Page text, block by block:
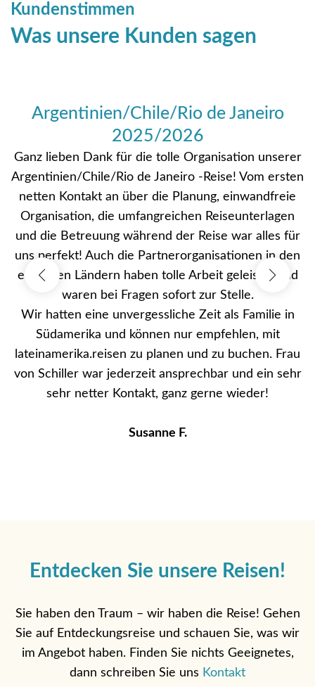
Kundenstimmen
Was unsere Kunden sagen
Argentinien/Chile/Rio de Janeiro
2025/2026
Ganz lieben Dank für die tolle Organisation unserer
Argentinien/Chile/Rio de Janeiro -Reise! Vom ersten
netten Kontakt an über die Planung, einwandfreie
Organisation, die umfangreichen Reiseunterlagen
und die Betreuung während der Reise war alles für
uns perfekt! Auch die Partnerorganisationen in den
einzelnen Ländern haben tolle Arbeit geleistet und
waren bei Fragen sofort zur Stelle.
Wir hatten eine unvergessliche Zeit als Familie in
Südamerika und können nur empfehlen, mit
lateinamerika.reisen zu planen und zu buchen. Frau
von Schiller war jederzeit ansprechbar und ein sehr
sehr netter Kontakt, ganz gerne wieder!
Susanne F.
Entdecken Sie unsere Reisen!
Sie haben den Traum – wir haben die Reise! Gehen
Sie auf Entdeckungsreise und schauen Sie, was wir
im Angebot haben. Finden Sie nichts Geeignetes,
dann schreiben Sie uns Kontakt